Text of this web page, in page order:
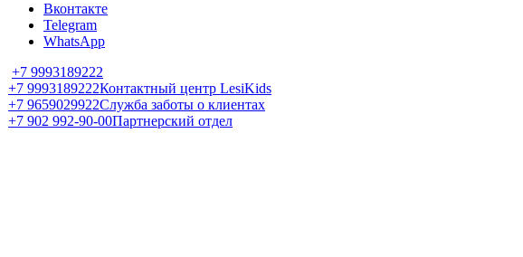
Вконтакте
Telegram
WhatsApp
+7 9993189222
+7 9993189222Контактный центр LesiKids
+7 9659029922Служба заботы о клиентах
+7 902 992-90-00Партнерский отдел